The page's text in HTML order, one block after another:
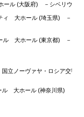
ル (大阪府) －シベリウス
大ホール (埼玉県) －シベ
大ホール (東京都) －シベ
立ノーヴァヤ・ロシア交響楽
ル 大ホール (神奈川県) －シ